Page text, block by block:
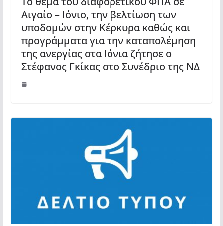
Αιγαίο – Ιόνιο, την βελτίωση των
υποδομών στην Κέρκυρα καθώς και
προγράμματα για την καταπολέμηση
της ανεργίας στα Ιόνια ζήτησε ο
Στέφανος Γκίκας στο Συνέδριο της ΝΔ